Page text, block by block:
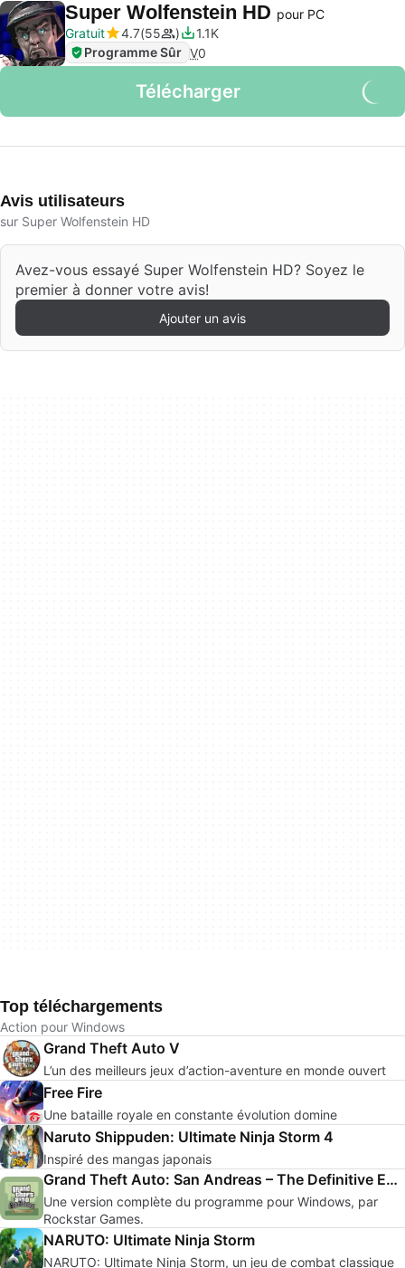
Super Wolfenstein HD pour PC
Gratuit
4.7 55
1.1K
Programme Sûr V0
Télécharger
Avis utilisateurs
sur Super Wolfenstein HD
Avez-vous essayé Super Wolfenstein HD? Soyez le
premier à donner votre avis!
Ajouter un avis
Top téléchargements
Action pour Windows
Grand Theft Auto V
L’un des meilleurs jeux d’action-aventure en monde ouvert
Free Fire
Une bataille royale en constante évolution domine
Naruto Shippuden: Ultimate Ninja Storm 4
Inspiré des mangas japonais
Grand Theft Auto: San Andreas – The Definitive Edition
Une version complète du programme pour Windows, par
Rockstar Games.
NARUTO: Ultimate Ninja Storm
NARUTO: Ultimate Ninja Storm, un jeu de combat classique